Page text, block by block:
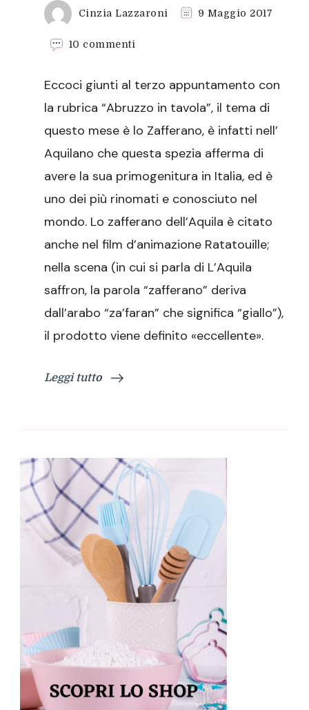
Cinzia Lazzaroni 9 Maggio 2017
10 commenti
zafferano,
prodotto
abruzzese
Eccoci giunti al terzo appuntamento con
la rubrica “Abruzzo in tavola”, il tema di
questo mese è lo Zafferano, è infatti nell’
Aquilano che questa spezia afferma di
avere la sua primogenitura in Italia, ed è
uno dei più rinomati e conosciuto nel
mondo. Lo zafferano dell’Aquila è citato
anche nel film d’animazione Ratatouille;
nella scena (in cui si parla di L’Aquila
saffron, la parola “zafferano” deriva
dall’arabo “za’faran” che significa “giallo”),
il prodotto viene definito «eccellente».
Leggi tutto